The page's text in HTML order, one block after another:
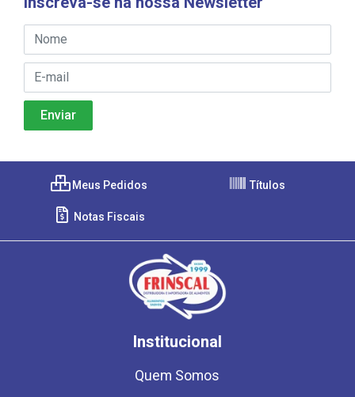
Meus Pedidos Títulos
Notas Fiscais
Institucional
Quem Somos